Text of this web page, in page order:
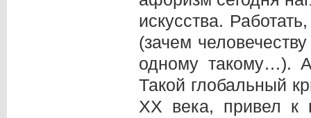
искусства.
(зачем
одному такому…).
Такой глобальный
ХХ века, привел к